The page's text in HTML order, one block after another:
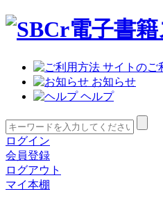
サイトのご
お知らせ
ヘルプ
ログイン
会員登録
ログアウト
マイ本棚